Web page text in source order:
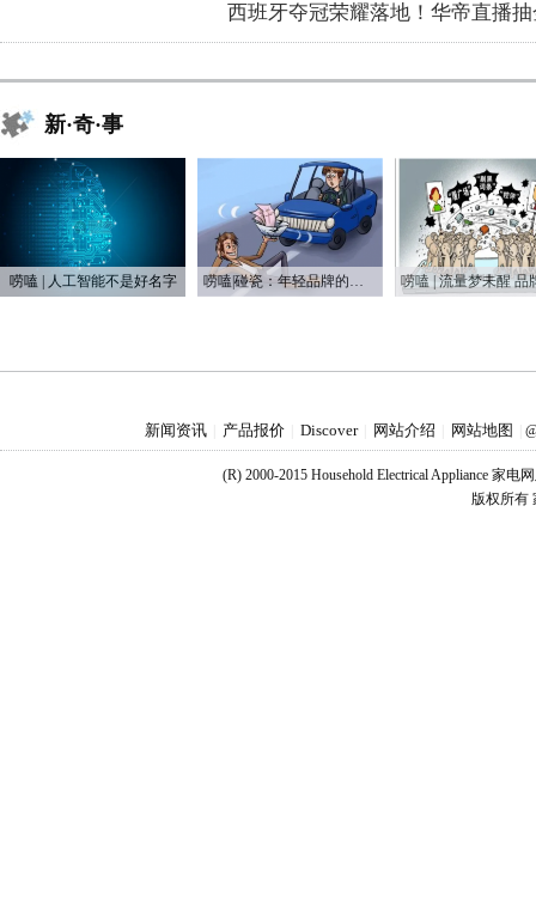
西班牙夺冠荣耀落地！华帝直播
新·奇·事
唠嗑 | 人工智能不是好名字 唠嗑|碰瓷：年轻品牌的第一次营销战
新闻资讯 产品报价 Discover 网站介绍 网站地图
(R) 2000-2015 Household Electrical Appliance 家电
版权所有